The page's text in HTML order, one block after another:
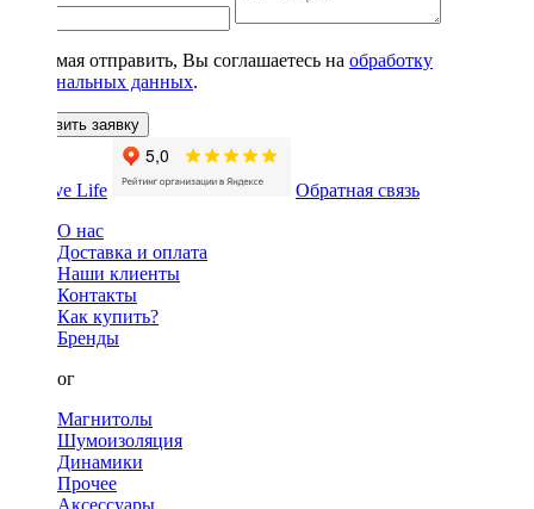
Нажимая отправить, Вы соглашаетесь на обработку
персональных данных.
Оставить заявку
Обратная связь
О нас
Доставка и оплата
Наши клиенты
Контакты
Как купить?
Бренды
Каталог
Магнитолы
Шумоизоляция
Динамики
Прочее
Аксессуары